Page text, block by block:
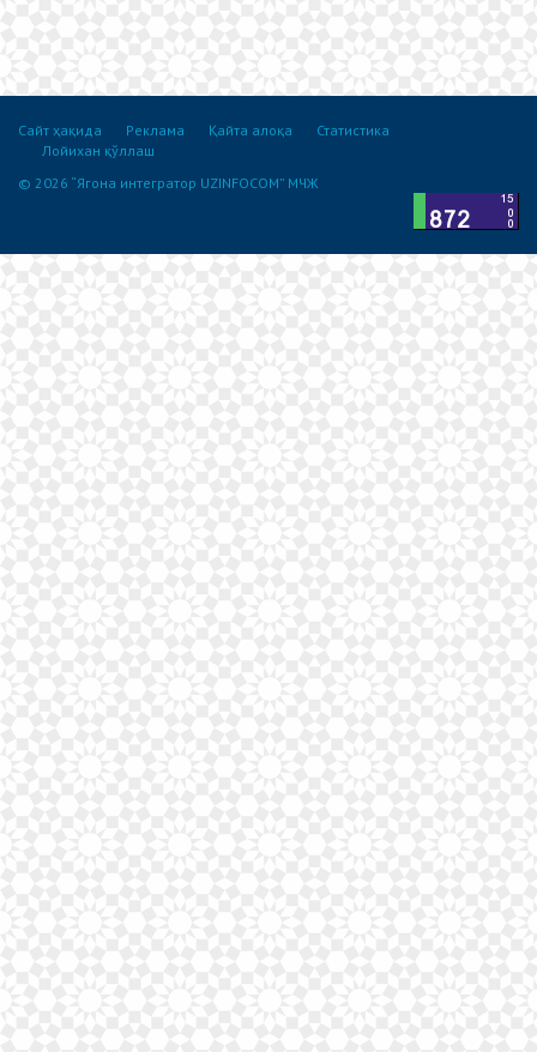
Сайт ҳақида Реклама Қайта алоқа
Статистика
Лойихан қўллаш
© 2026 “Ягона интегратор UZINFOCOM” МЧЖ